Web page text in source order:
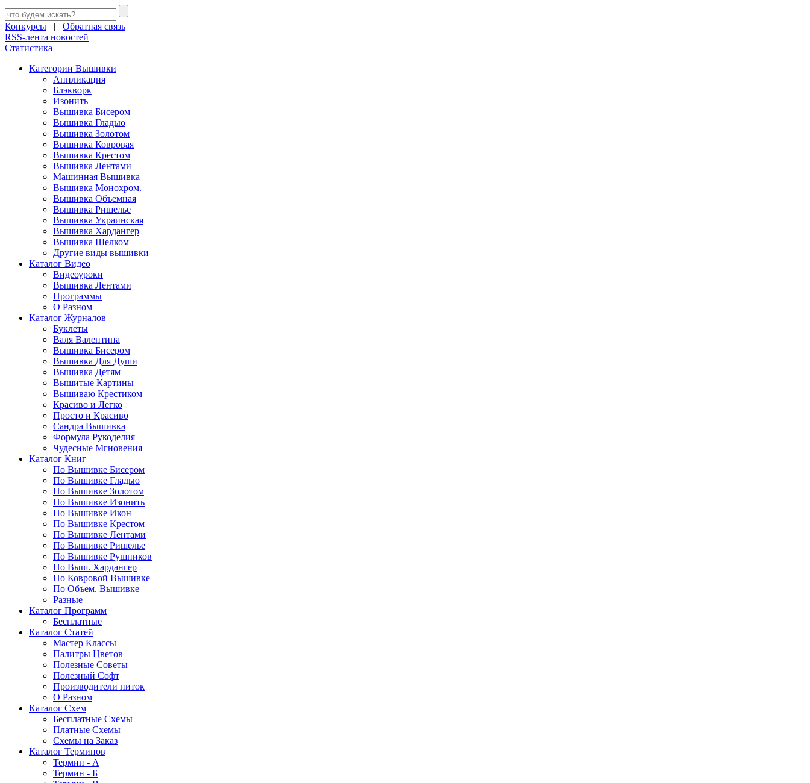
Конкурсы | Обратная связь
RSS-лента новостей
Статистика
Категории Вышивки
Аппликация
Блэкворк
Изонить
Вышивка Бисером
Вышивка Гладью
Вышивка Золотом
Вышивка Ковровая
Вышивка Крестом
Вышивка Лентами
Машинная Вышивка
Вышивка Монохром.
Вышивка Объемная
Вышивка Ришелье
Вышивка Украинская
Вышивка Хардангер
Вышивка Шелком
Другие виды вышивки
Каталог Видео
Видеоуроки
Вышивка Лентами
Программы
О Разном
Каталог Журналов
Буклеты
Валя Валентина
Вышивка Бисером
Вышивка Для Души
Вышивка Детям
Вышитые Картины
Вышиваю Крестиком
Красиво и Легко
Просто и Красиво
Сандра Вышивка
Формула Рукоделия
Чудесные Мгновения
Каталог Книг
По Вышивке Бисером
По Вышивке Гладью
По Вышивке Золотом
По Вышивке Изонить
По Вышивке Икон
По Вышивке Крестом
По Вышивке Лентами
По Вышивке Ришелье
По Вышивке Рушников
По Выш. Хардангер
По Ковровой Вышивке
По Объем. Вышивке
Разные
Каталог Программ
Бесплатные
Каталог Статей
Мастер Классы
Палитры Цветов
Полезные Советы
Полезный Софт
Производители ниток
О Разном
Каталог Схем
Бесплатные Схемы
Платные Схемы
Схемы на Заказ
Каталог Терминов
Термин - А
Термин - Б